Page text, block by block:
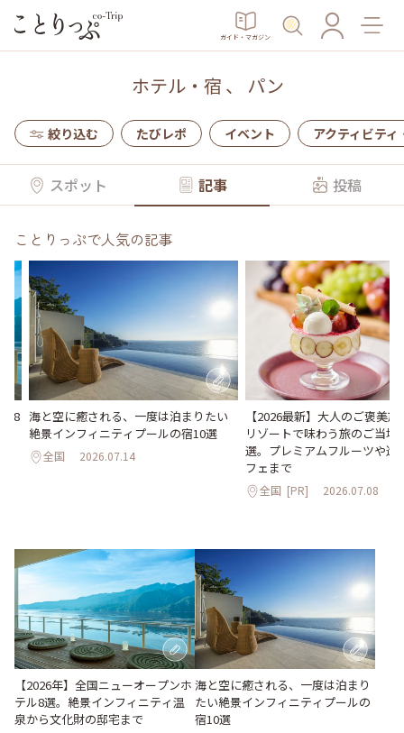
ガイド・マガジン
ホテル・宿 、 パン
絞り込む たびレポ イベント アクティビティ
スポット 記事 投稿
ことりっぷで人気の記事
8 海と空に癒される、一度は泊まりたい
絶景インフィニティプールの宿10選
全国 2026.07.14
【2026最新】大人のご褒美
リゾートで味わう旅のご当地
選。プレミアムフルーツや進
フェまで
全国 [PR] 2026.07.08
【2026年】全国ニューオープンホ
テル8選。絶景インフィニティ温
泉から文化財の邸宅まで
海と空に癒される、一度は泊まり
たい絶景インフィニティプールの
宿10選